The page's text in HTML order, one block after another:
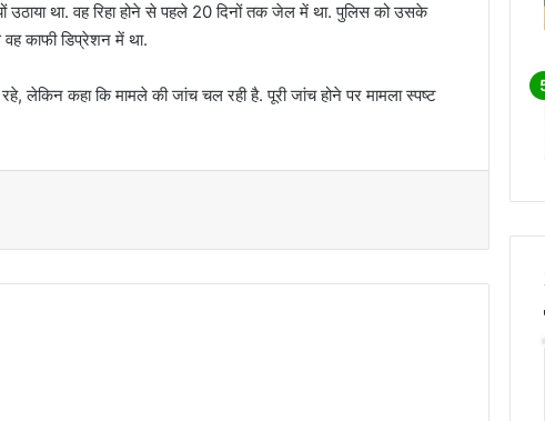
उठाया था. वह रिहा होने से पहले 20 दिनों तक जेल में था. पुलिस को उसके
काफी डिप्रेशन में था.
लेकिन कहा कि मामले की जांच चल रही है. पूरी जांच होने पर मामला स्पष्ट